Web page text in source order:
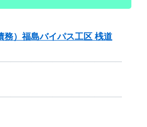
務）福島バイパス工区 桟道